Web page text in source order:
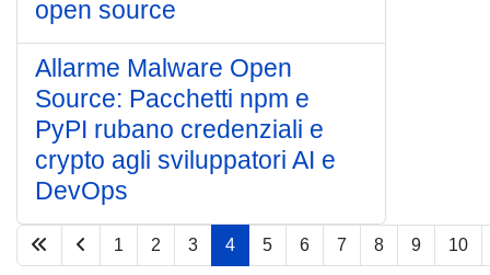
open source
Allarme Malware Open
Source: Pacchetti npm e
PyPI rubano credenziali e
crypto agli sviluppatori AI e
DevOps
Pagina 4 di 77
1 2 3 4 5 6 7 8 9 10